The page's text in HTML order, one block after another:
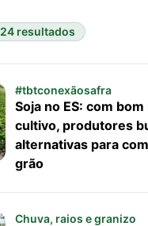
24 resultados
#tbtconexãosafra
Soja no ES: com
cultivo, produtores
alternativas para
grão
Chuva, raios e granizo